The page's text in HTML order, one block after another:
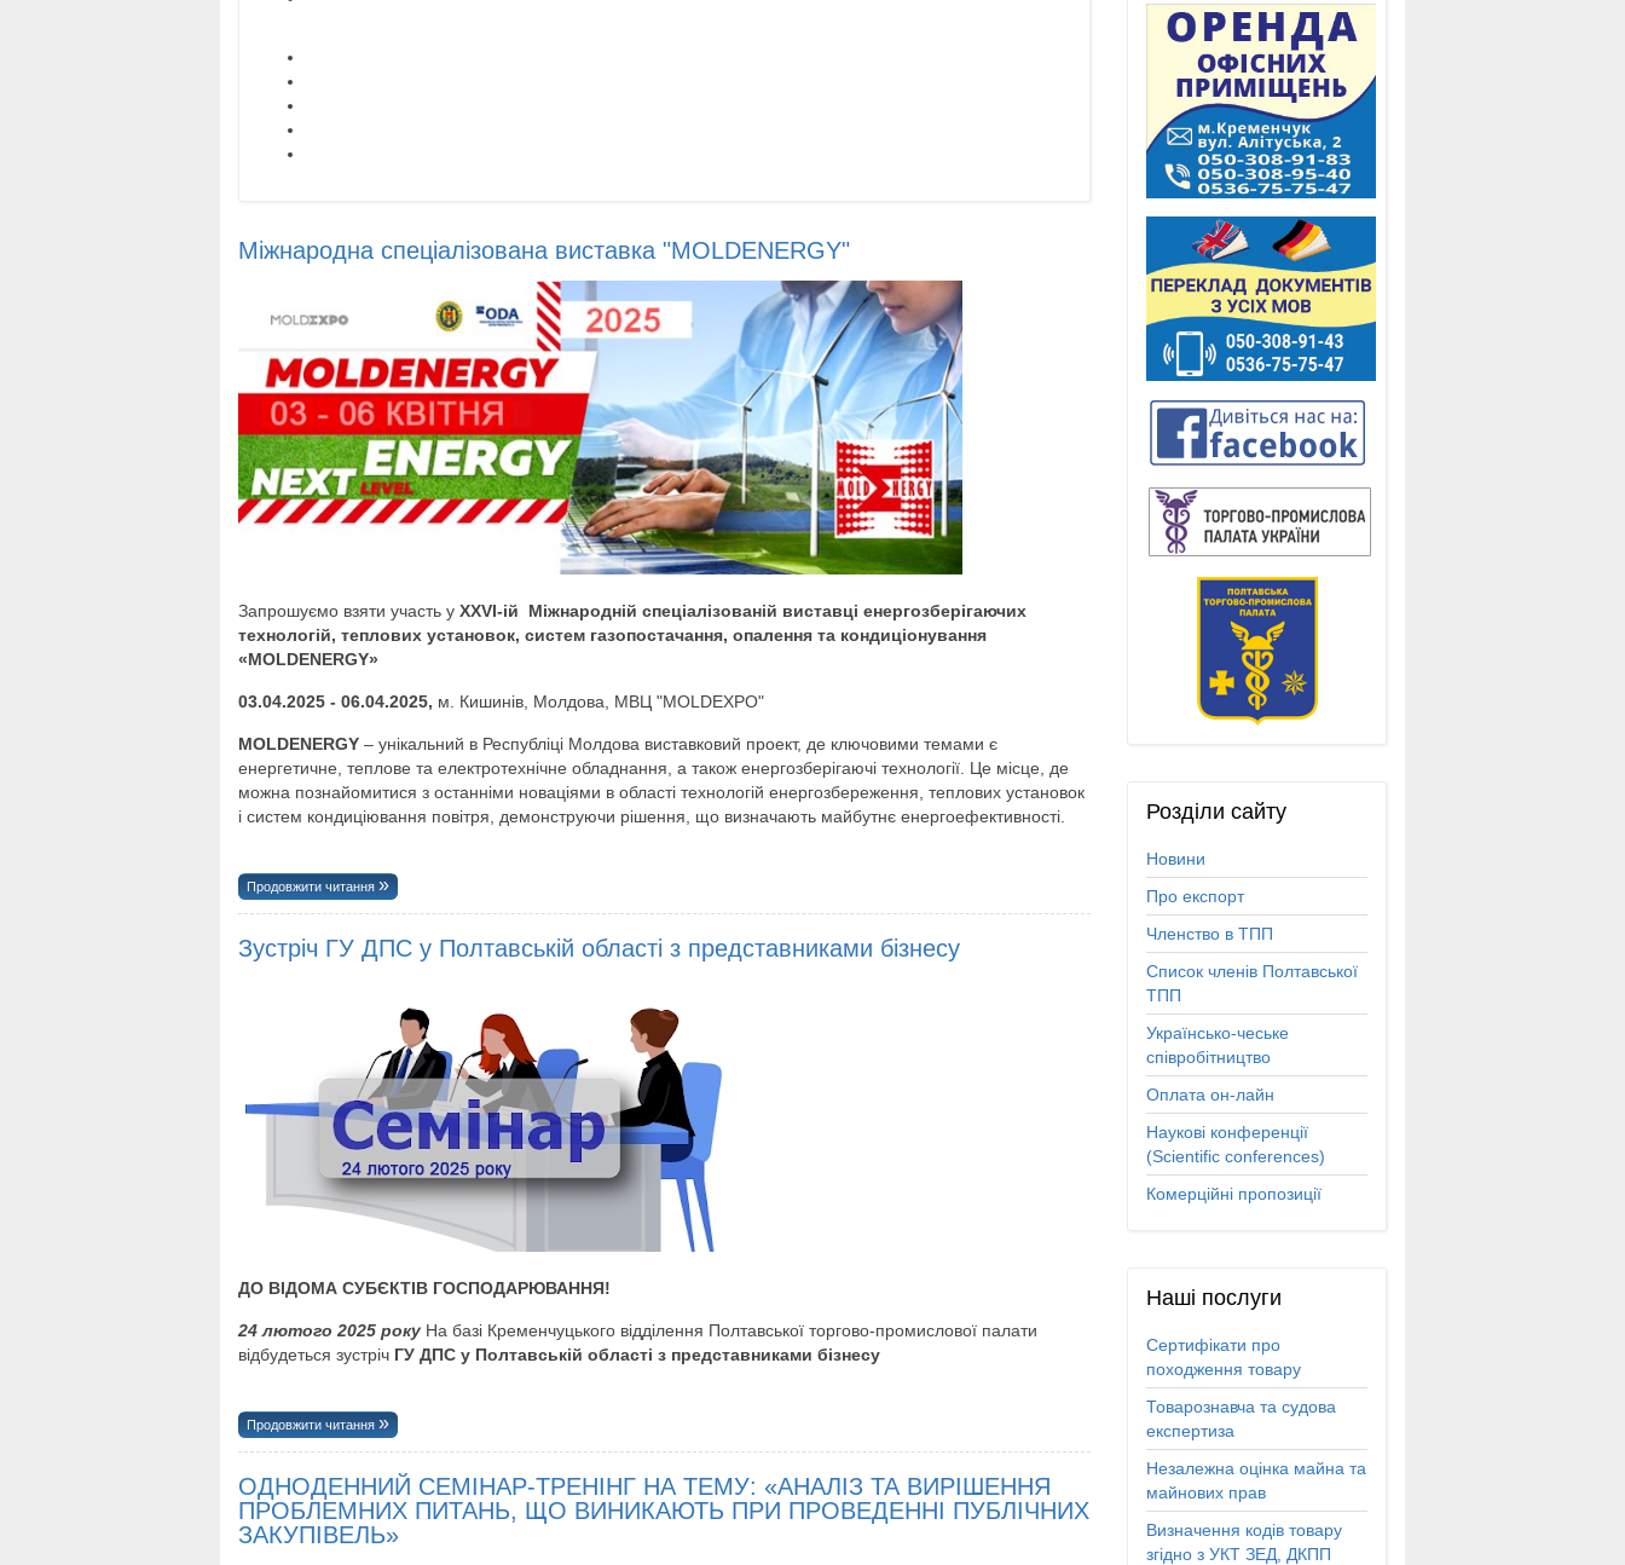
Міжнародна спеціалізована виставка "MOLDENERGY"
Запрошуємо взяти участь у XXVI-ій Міжнародній спеціалізованій виставці енергозберігаючих
технологій, теплових установок, систем газопостачання, опалення та кондиціонування
«MOLDENERGY»
03.04.2025 - 06.04.2025, м. Кишинів, Молдова, МВЦ "MOLDEXPO"
MOLDENERGY – унікальний в Республіці Молдова виставковий проект, де ключовими темами є
енергетичне, теплове та електротехнічне обладнання, а також енергозберігаючі технології. Це місце, де
можна познайомитися з останніми новаціями в області технологій енергозбереження, теплових установок
і систем кондиціювання повітря, демонструючи рішення, що визначають майбутнє енергоефективності.
Продовжити читання
Зустріч ГУ ДПС у Полтавській області з представниками бізнесу
ДО ВІДОМА СУБЄКТІВ ГОСПОДАРЮВАННЯ!
24 лютого 2025 року На базі Кременчуцького відділення Полтавської торгово-промислової палати
відбудеться зустріч ГУ ДПС у Полтавській області з представниками бізнесу
Продовжити читання
ОДНОДЕННИЙ СЕМІНАР-ТРЕНІНГ НА ТЕМУ: «АНАЛІЗ ТА ВИРІШЕННЯ
ПРОБЛЕМНИХ ПИТАНЬ, ЩО ВИНИКАЮТЬ ПРИ ПРОВЕДЕННІ ПУБЛІЧНИХ
ЗАКУПІВЕЛЬ»
Розділи сайту
Новини
Про експорт
Членство в ТПП
Список членів Полтавської
ТПП
Українсько-чеське
співробітництво
Оплата он-лайн
Наукові конференції
(Scientific conferences)
Комерційні пропозиції
Наші послуги
Сертифікати про
походження товару
Товарознавча та судова
експертиза
Незалежна оцінка майна та
майнових прав
Визначення кодів товару
згідно з УКТ ЗЕД, ДКПП